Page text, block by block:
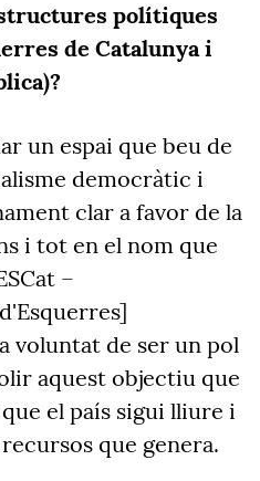
polítiques
de Catalunya i
un espai que beu de
democràtic i
clar a favor de la
i tot en el nom que
–
voluntat de ser un pol
aquest objectiu que
el país sigui lliure i
que genera.